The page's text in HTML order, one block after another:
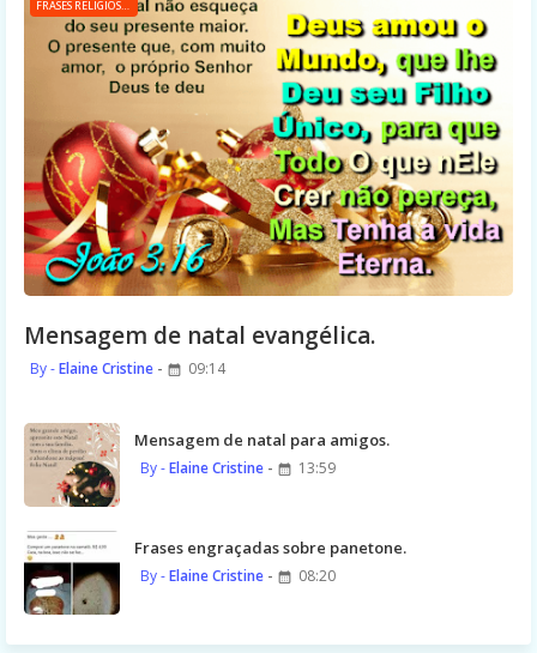
FRASES RELIGIOSAS
Mensagem de natal evangélica.
Elaine Cristine 09:14
Mensagem de natal para amigos.
Elaine Cristine 13:59
Frases engraçadas sobre panetone.
Elaine Cristine 08:20